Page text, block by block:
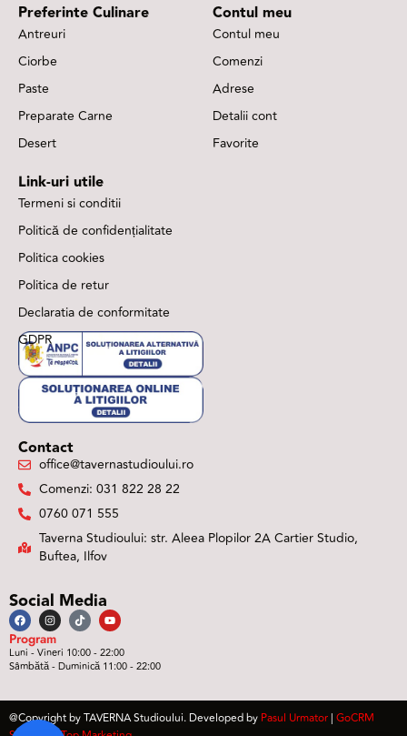
Preferinte Culinare
Antreuri
Ciorbe
Paste
Preparate Carne
Desert
Contul meu
Contul meu
Comenzi
Adrese
Detalii cont
Favorite
Link-uri utile
Termeni si conditii
Politică de confidențialitate
Politica cookies
Politica de retur
Declaratia de conformitate
GDPR
Contact
office@tavernastudioului.ro
Comenzi: 031 822 28 22
0760 071 555
Taverna Studioului: str. Aleea Plopilor 2A Cartier Studio,
Buftea, Ilfov
Social Media
Program
Luni - Vineri 10:00 - 22:00
Sâmbătă - Duminică 11:00 - 22:00
@Copyright by TAVERNA Studioului. Developed by Pasul Urmator | GoCRM